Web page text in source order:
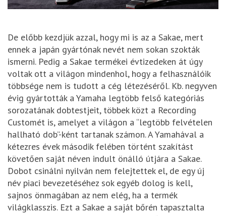
De előbb kezdjük azzal, hogy mi is az a Sakae, mert
ennek a japán gyártónak nevét nem sokan szokták
ismerni. Pedig a Sakae termékei évtizedeken át úgy
voltak ott a világon mindenhol, hogy a felhasználóik
többsége nem is tudott a cég létezéséről. Kb. negyven
évig gyártották a Yamaha legtöbb felső kategóriás
sorozatának dobtestjeit, többek közt a Recording
Customét is, amelyet a világon a “legtöbb felvételen
hallható dob”-ként tartanak számon. A Yamahával a
kétezres évek második felében történt szakítást
követően saját néven indult önálló útjára a Sakae.
Dobot csinálni nyilván nem felejtettek el, de egy új
név piaci bevezetéséhez sok egyéb dolog is kell,
sajnos önmagában az nem elég, ha a termék
világklasszis. Ezt a Sakae a saját bőrén tapasztalta